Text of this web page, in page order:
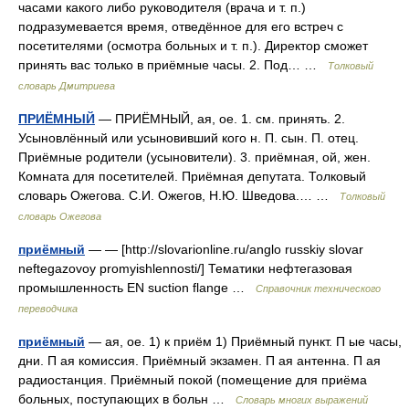
часами какого либо руководителя (врача и т. п.)
подразумевается время, отведённое для его встреч с
посетителями (осмотра больных и т. п.). Директор сможет
принять вас только в приёмные часы. 2. Под… …
Толковый
словарь Дмитриева
ПРИЁМНЫЙ — ПРИЁМНЫЙ, ая, ое. 1. см. принять. 2.
Усыновлённый или усыновивший кого н. П. сын. П. отец.
Приёмные родители (усыновители). 3. приёмная, ой, жен.
Комната для посетителей. Приёмная депутата. Толковый
словарь Ожегова. С.И. Ожегов, Н.Ю. Шведова.… …
Толковый
словарь Ожегова
приёмный — — [http://slovarionline.ru/anglo russkiy slovar
neftegazovoy promyishlennosti/] Тематики нефтегазовая
промышленность EN suction flange …
Справочник технического
переводчика
приёмный — ая, ое. 1) к приём 1) Приёмный пункт. П ые часы,
дни. П ая комиссия. Приёмный экзамен. П ая антенна. П ая
радиостанция. Приёмный покой (помещение для приёма
больных, поступающих в больн …
Словарь многих выражений